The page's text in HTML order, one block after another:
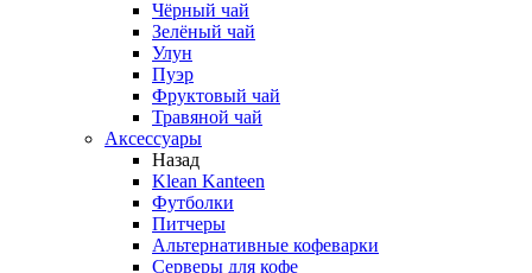
Чёрный чай
Зелёный чай
Улун
Пуэр
Фруктовый чай
Травяной чай
Аксессуары
Назад
Klean Kanteen
Футболки
Питчеры
Альтернативные кофеварки
Серверы для кофе